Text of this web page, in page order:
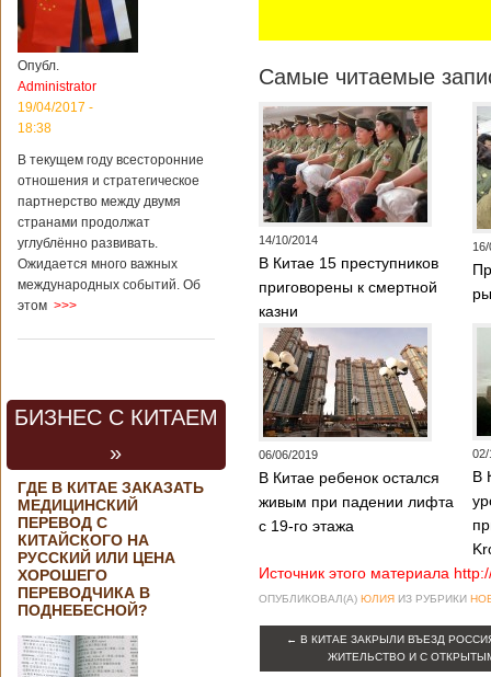
Опубл.
Administrator
19/04/2017 -
18:38
В текущем году всесторонние
отношения и стратегическое
партнерство между двумя
странами продолжат
углублённо развивать.
Ожидается много важных
международных событий. Об
этом >>>
БИЗНЕС С КИТАЕМ
»
ГДЕ В КИТАЕ ЗАКАЗАТЬ
МЕДИЦИНСКИЙ
ПЕРЕВОД С
КИТАЙСКОГО НА
РУССКИЙ ИЛИ ЦЕНА
ХОРОШЕГО
ПЕРЕВОДЧИКА В
ПОДНЕБЕСНОЙ?
Самые читаемые
14/10/2014
В Китае 15 преступников
приговорены к смертной
казни
06/06/2019
В Китае ребенок остался
живым при падении лифта
с 19-го этажа
02/
В
Источник этого материала
ОПУБЛИКОВАЛ(А) ЮЛИЯ ИЗ РУБРИКИ
← В КИТАЕ ЗАКРЫЛИ ВЪЕЗД
ЖИТЕЛЬСТВО И С